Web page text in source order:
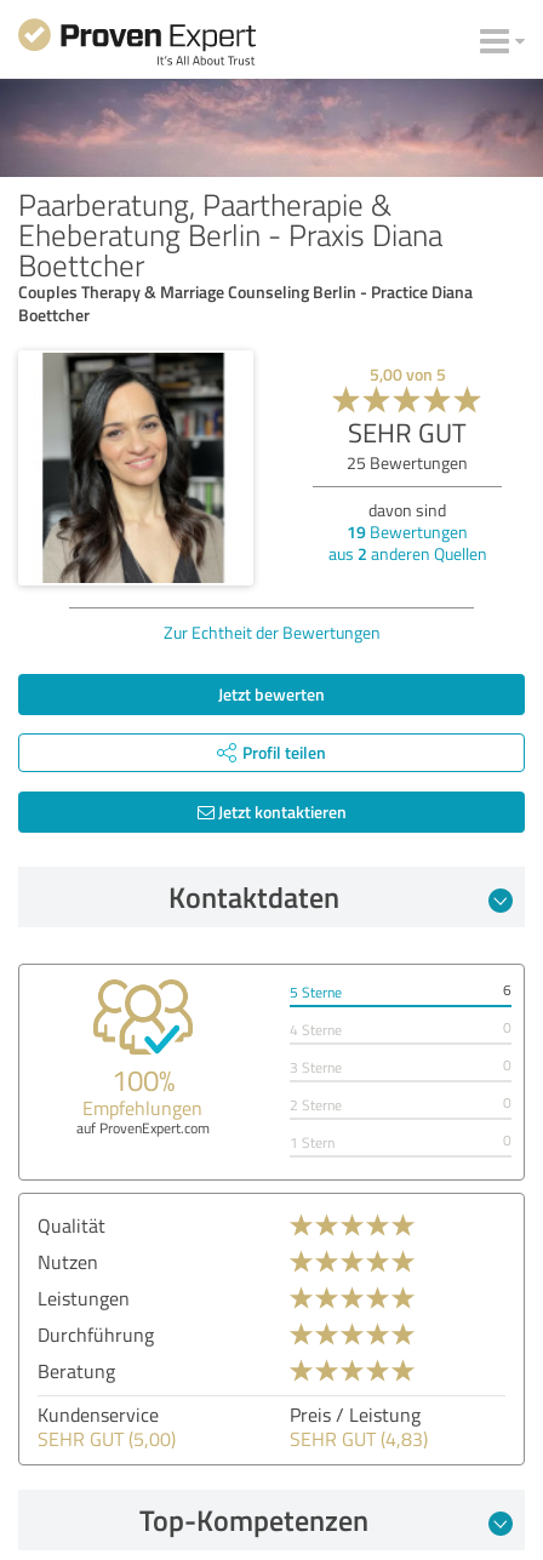
Paarberatung, Paartherapie &
Eheberatung Berlin - Praxis Diana
Boettcher
Couples Therapy & Marriage Counseling Berlin - Practice Diana
Boettcher
5,00von 5
SEHR GUT
25 Bewertungen
davon sind
19 Bewertungen
aus 2 anderen Quellen
Zur Echtheit der Bewertungen
Jetzt bewerten
Profil teilen
Jetzt kontaktieren
Kontaktdaten
100%
Empfehlungen
auf ProvenExpert.com
5 Sterne
6
4 Sterne
0
3 Sterne
0
2 Sterne
0
1 Stern
0
Qualität
Nutzen
Leistungen
Durchführung
Beratung
Kundenservice
SEHR GUT (5,00)
Preis / Leistung
SEHR GUT (4,83)
Top-Kompetenzen